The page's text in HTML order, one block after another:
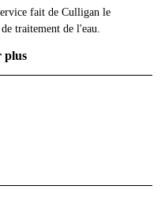
fait de Culligan le
traitement de l'eau.
plus